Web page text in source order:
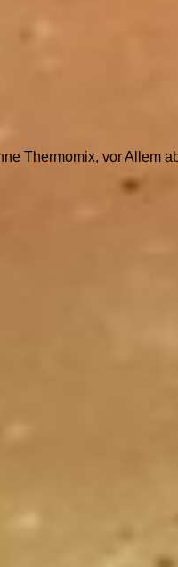
Thermomix, vor Allem